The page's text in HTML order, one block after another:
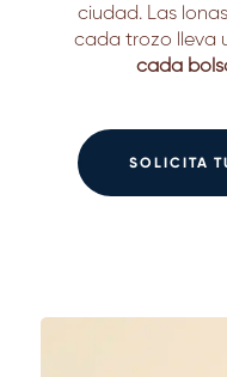
ciudad. Las
cada trozo lleva
cada
SOLICITA